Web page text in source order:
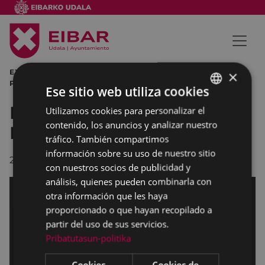
EXPOSICIÓN EIBAR BIHARRA JOSÉ ZUGASTI ARIMAKOA
PORTALEA AYUNTAMIENTO DE EIBAR
Exposición José Zugasti
BIHARRA DEL ALMA
22/11/2016
BASQUE
SPANISH
×
Ese sitio web utiliza cookies
Utilizamos cookies para personalizar el
contenido, los anuncios y analizar nuestro
tráfico. También compartimos
información sobre su uso de nuestro sitio
con nuestros socios de publicidad y
análisis, quienes pueden combinarla con
otra información que les haya
proporcionado o que hayan recopilado a
partir del uso de sus servicios.
Pribatutasun-politika